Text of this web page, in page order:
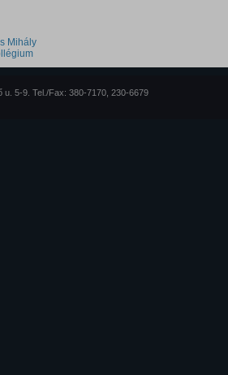
Mihály
u. 5-9. Tel./Fax: 380-7170, 230-6679